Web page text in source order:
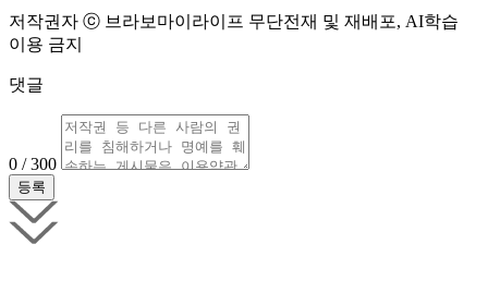
저작권자 ⓒ 브라보마이라이프 무단전재 및 재배포, AI학습
이용 금지
댓글
0 / 300